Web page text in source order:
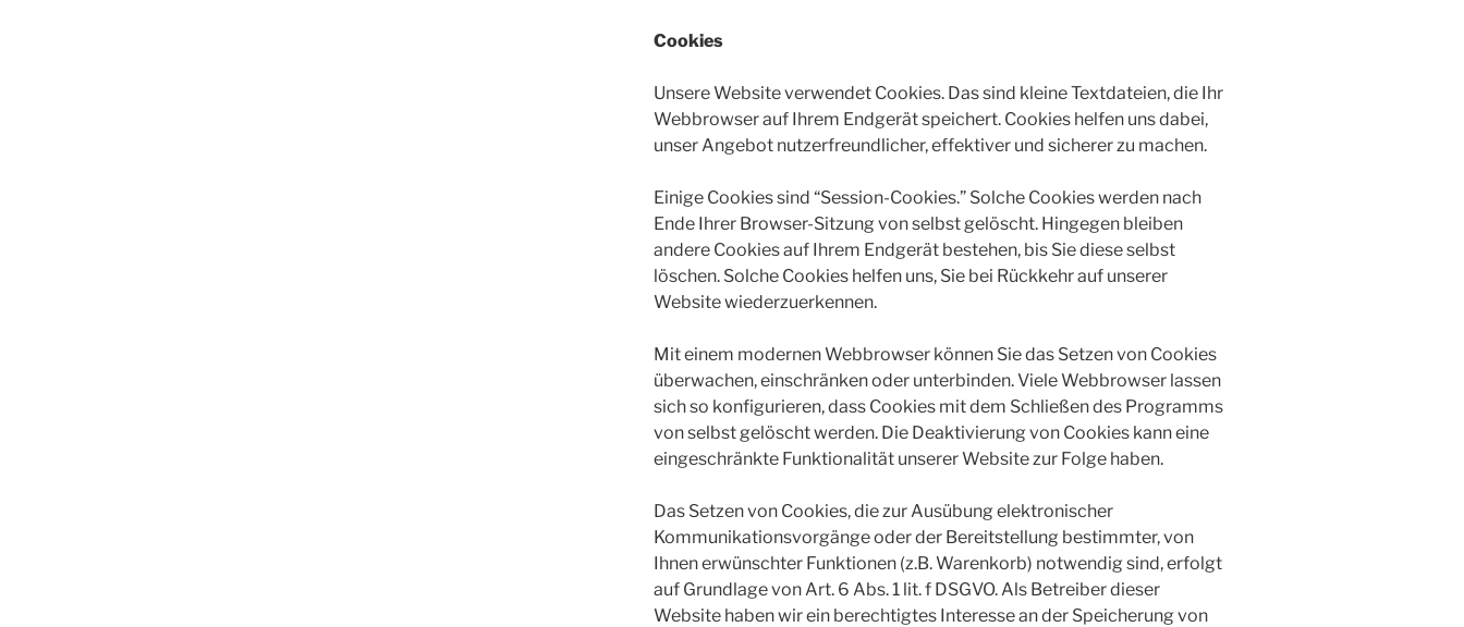
Cookies
Unsere Website verwendet Cookies. Das sind kleine Textdateien, die Ihr
Webbrowser auf Ihrem Endgerät speichert. Cookies helfen uns dabei,
unser Angebot nutzerfreundlicher, effektiver und sicherer zu machen.
Einige Cookies sind “Session-Cookies.” Solche Cookies werden nach
Ende Ihrer Browser-Sitzung von selbst gelöscht. Hingegen bleiben
andere Cookies auf Ihrem Endgerät bestehen, bis Sie diese selbst
löschen. Solche Cookies helfen uns, Sie bei Rückkehr auf unserer
Website wiederzuerkennen.
Mit einem modernen Webbrowser können Sie das Setzen von Cookies
überwachen, einschränken oder unterbinden. Viele Webbrowser lassen
sich so konfigurieren, dass Cookies mit dem Schließen des Programms
von selbst gelöscht werden. Die Deaktivierung von Cookies kann eine
eingeschränkte Funktionalität unserer Website zur Folge haben.
Das Setzen von Cookies, die zur Ausübung elektronischer
Kommunikationsvorgänge oder der Bereitstellung bestimmter, von
Ihnen erwünschter Funktionen (z.B. Warenkorb) notwendig sind, erfolgt
auf Grundlage von Art. 6 Abs. 1 lit. f DSGVO. Als Betreiber dieser
Website haben wir ein berechtigtes Interesse an der Speicherung von